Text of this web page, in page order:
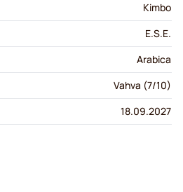
Kimbo
E.S.E.
Arabica
Vahva (7/10)
18.09.2027